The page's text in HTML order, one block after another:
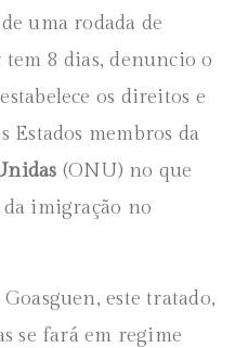
uma rodada de
8 dias, denuncio o
os direitos e
Estados membros da
(ONU) no que
imigração no
este tratado,
se fará em regime